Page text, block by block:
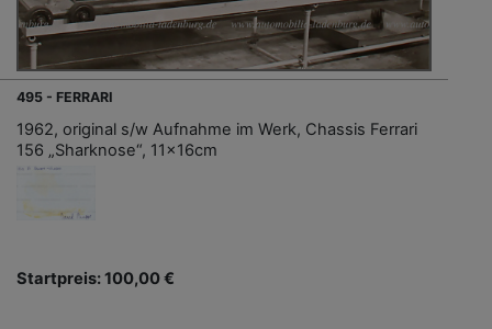
495 - FERRARI
1962, original s/w Aufnahme im Werk, Chassis Ferrari
156 „Sharknose“, 11x16cm
Startpreis: 100,00 €